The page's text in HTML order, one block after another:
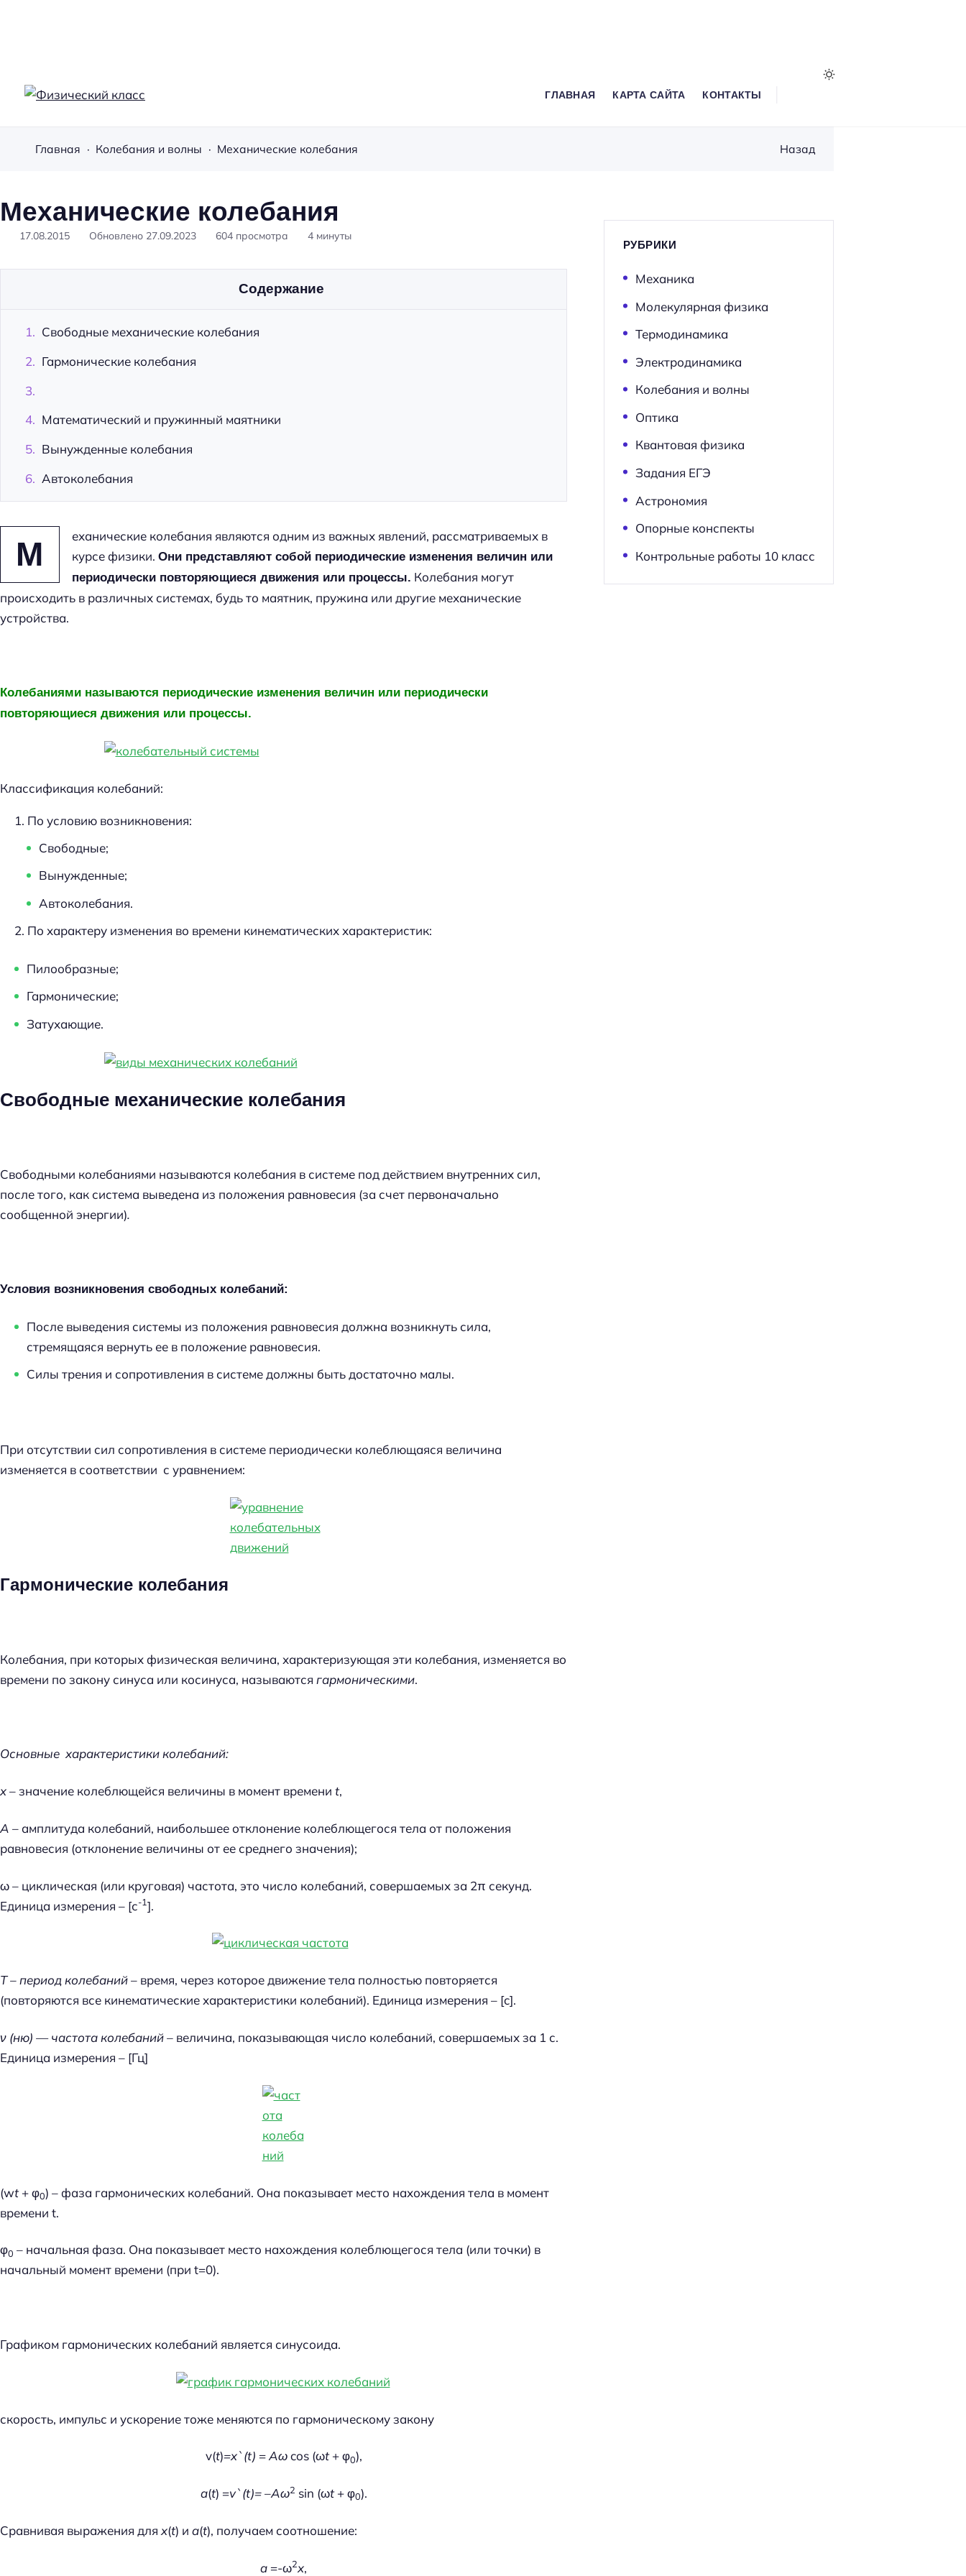
е
с
л
а
с
ГЛАВНАЯ КАРТА САЙТА КОНТАКТЫ
Главная Колебания и волны Механические колебания Назад
Механические колебания
17.08.2015 Обновлено 27.09.2023 604 просмотра 4 минуты
М
еханические колебания являются одним из важных явлений, рассматриваемых в
курсе физики. Они представляют собой периодические изменения величин или
периодически повторяющиеся движения или процессы. Колебания могут
происходить в различных системах, будь то маятник, пружина или другие механические
устройства.
Колебаниями называются периодические изменения величин или периодически
повторяющиеся движения или процессы.
Классификация колебаний:
По условию возникновения:
Свободные;
Вынужденные;
Автоколебания.
По характеру изменения во времени кинематических характеристик:
Пилообразные;
Гармонические;
Затухающие.
Свободные механические колебания
Свободными колебаниями называются колебания в системе под действием внутренних сил,
после того, как система выведена из положения равновесия (за счет первоначально
сообщенной энергии).
Условия возникновения свободных колебаний:
После выведения системы из положения равновесия должна возникнуть сила,
стремящаяся вернуть ее в положение равновесия.
Силы трения и сопротивления в системе должны быть достаточно малы.
При отсутствии сил сопротивления в системе периодически колеблющаяся величина
изменяется в соответствии с уравнением:
Гармонические колебания
Колебания, при которых физическая величина, характеризующая эти колебания, изменяется во
времени по закону синуса или косинуса, называются гармоническими.
Основные характеристики колебаний:
x– значение колеблющейся величины в момент времени t,
A – амплитуда колебаний, наибольшее отклонение колеблющегося тела от положения
равновесия (отклонение величины от ее среднего значения);
ω – циклическая (или круговая) частота, это число колебаний, совершаемых за 2π секунд.
Единица измерения – [с-1].
Т – период колебаний– время, через которое движение тела полностью повторяется
(повторяются все кинематические характеристики колебаний). Единица измерения – [c].
ν (ню) — частота колебаний – величина, показывающая число колебаний, совершаемых за 1 с.
Единица измерения – [Гц]
(wt+ φ0) – фаза гармонических колебаний. Она показывает место нахождения тела в момент
времени t.
φ0 – начальная фаза. Она показывает место нахождения колеблющегося тела (или точки) в
начальный момент времени (при t=0).
Графиком гармонических колебаний является синусоида.
скорость, импульс и ускорение тоже меняются по гармоническому закону
v(t)=x`(t) =Aωcos (ωt+ φ0),
a(t) =v`(t)=–Aω2 sin (ωt+ φ0).
Сравнивая выражения для x(t) и a(t), получаем соотношение:
a =-ω2x,
Содержание
Свободные механические колебания
Гармонические колебания
Математический и пружинный маятники
Вынужденные колебания
Автоколебания
РУБРИКИ
Механика
Молекулярная физика
Термодинамика
Электродинамика
Колебания и волны
Оптика
Квантовая физика
Задания ЕГЭ
Астрономия
Опорные конспекты
Контрольные работы 10 класс
и
: